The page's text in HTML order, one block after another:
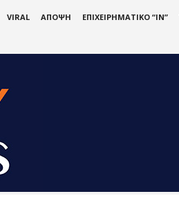
VIRAL ΑΠΟΨΗ ΕΠΙΧΕΙΡΗΜΑΤΙΚΟ “IN”